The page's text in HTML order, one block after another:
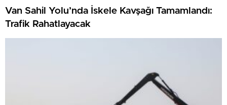
Van Sahil Yolu’nda İskele Kavşağı Tamamlandı:
Trafik Rahatlayacak